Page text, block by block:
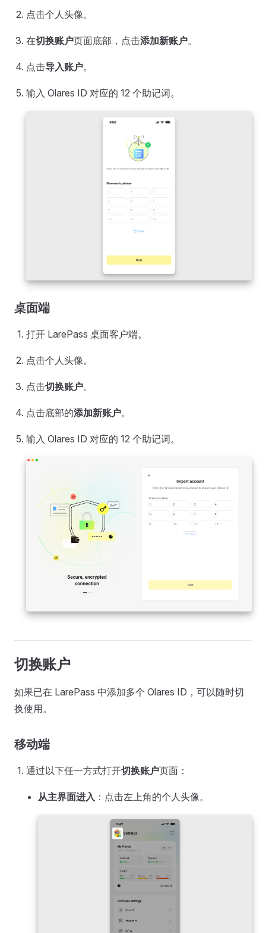
点击个人头像。
在切换账户页面底部，点击添加新账户。
点击导入账户。
输入 Olares ID 对应的 12 个助记词。
桌面端
打开 LarePass 桌面客户端。
点击个人头像。
点击切换账户。
点击底部的添加新账户。
输入 Olares ID 对应的 12 个助记词。
切换账户
如果已在 LarePass 中添加多个 Olares ID，可以随时切
换使用。
移动端
通过以下任一方式打开切换账户页面：
从主界面进入 ：点击左上角的个人头像。